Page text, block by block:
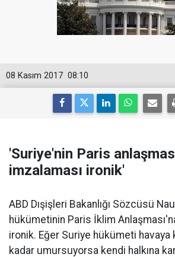
08:10
08 Kasım 2017
'Suriye'nin Paris
imzalaması ironik'
ABD Dışişleri Bakanlığı Sözcüsü
hükümetinin Paris İklim
ironik. Eğer Suriye hükümeti havaya
kadar umursuyorsa kendi halkına